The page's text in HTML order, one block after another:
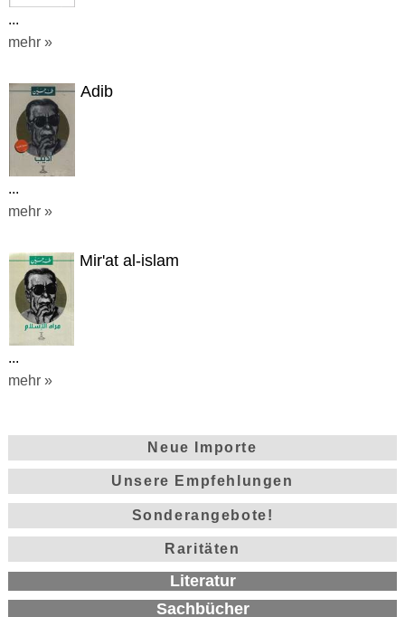
...
mehr »
Adib
...
mehr »
Mir'at al-islam
...
mehr »
Neue Importe
Unsere Empfehlungen
Sonderangebote!
Raritäten
Literatur
Sachbücher